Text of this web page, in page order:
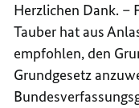
Herzlichen Dank. –
Tauber hat aus
empfohlen, den
Grundgesetz